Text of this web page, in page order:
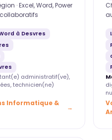
· Excel, Word, Power
collaboratifs
à Desvres
administratif(ve),
technicien(ne)
Informatique &